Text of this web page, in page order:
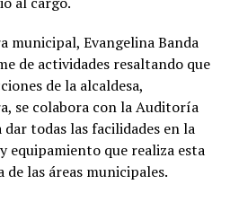
municipal, Evangelina Banda
de actividades resaltando que
de la alcaldesa,
se colabora con la Auditoría
todas las facilidades en la
equipamiento que realiza esta
de las áreas municipales.